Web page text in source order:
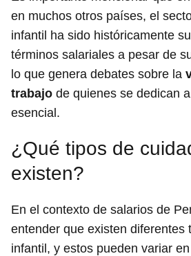
en muchos otros países, el
infantil ha sido históricamente
términos salariales a pesar de
lo que genera debates sobre la
trabajo de quienes se dedican
esencial.
¿Qué tipos de
existen?
En el contexto de salarios de
entender que existen diferentes
infantil, y estos pueden variar